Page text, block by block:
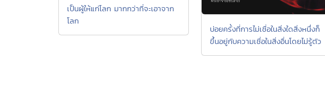
เป็นผู้ให้แก่โลก มากกว่าที่จะเอาจาก
โลก
บ่อยครั้งที่การไม่เชื่อในสิ่งใดสิ่งหนึ่งก็
ขึ้นอยู่กับความเชื่อในสิ่งอื่นโดยไม่รู้ตัว